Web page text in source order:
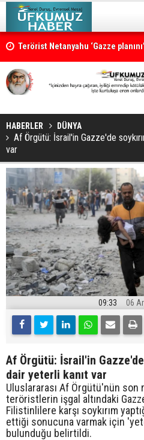
Terörist Netanyahu ‘Gazze
HABERLER DÜNYA
Af Örgütü: İsrail'in Gazze'de
var
09:33 06
Af Örgütü: İsrail'in Gazze'de
dair yeterli kanıt var
Uluslararası Af Örgütü'nün son
teröristlerin işgal altındaki
Filistinlilere karşı soykırım
ettiği sonucuna varmak için
bulunduğu belirtildi.